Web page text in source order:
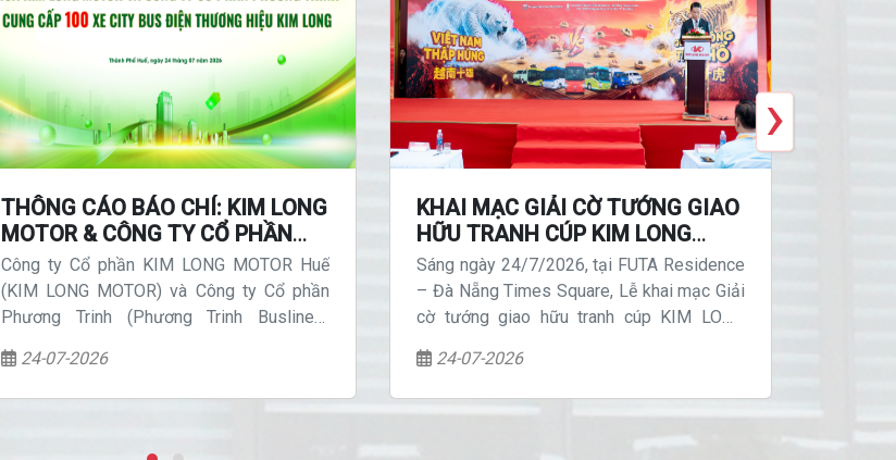
THÔNG CÁO BÁO CHÍ: KIM LONG
MOTOR & CÔNG TY CỔ PHẦN
PHƯƠNG TRINH KÝ KẾT HỢP
ĐỒNG MUA BÁN 100 XE CITYBUS
ĐIỆN
Công ty Cổ phần KIM LONG MOTOR Huế
(KIM LONG MOTOR) và Công ty Cổ phần
Phương Trinh (Phương Trinh Buslines)
xe citybus điện thương hiệu KIMLONG
24-07-2026
KHAI MẠC GIẢI CỜ TƯỚNG GIAO
HỮU TRANH CÚP KIM LONG
MOTOR LẦN THỨ I - NĂM 2026
Sáng ngày 24/7/2026, tại FUTA Residence
– Đà Nẵng Times Square, Lễ khai mạc Giải
cờ tướng giao hữu tranh cúp KIM LONG
24-07-2026
›